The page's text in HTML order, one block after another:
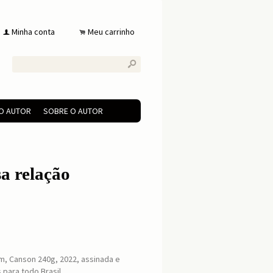
f Minha conta . Meu carrinho
s
AUTOR SOBRE O AUTOR
relação
Canson 240g, 2022, assinada e